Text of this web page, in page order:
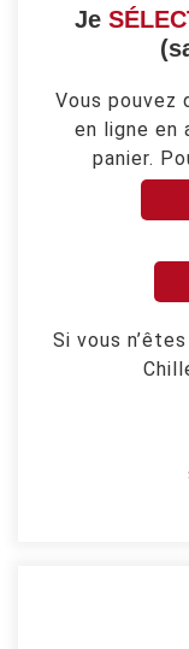
Je
Vous pouvez
en ligne en
panier.
Si vous